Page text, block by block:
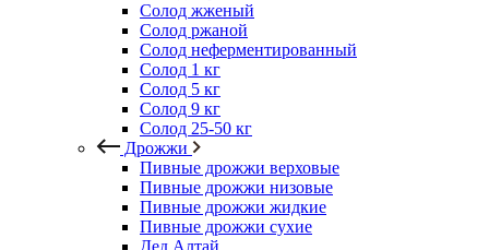
Солод жженый
Солод ржаной
Солод неферментированный
Солод 1 кг
Солод 5 кг
Солод 9 кг
Солод 25-50 кг
Дрожжи
Пивные дрожжи верховые
Пивные дрожжи низовые
Пивные дрожжи жидкие
Пивные дрожжи сухие
Дед Алтай